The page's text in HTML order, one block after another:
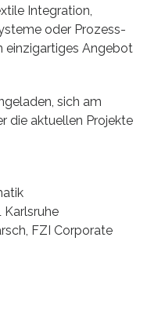
Integration,
oder Prozess-
einzigartiges Angebot
sich am
die aktuellen Projekte
Karlsruhe
FZI Corporate